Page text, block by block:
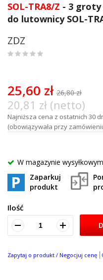
na
początek
galerii
SOL-TRA8/Z - 3
do lutownicy SOL-
ZDZ
25,60 zł 26,80 zł
20,81 zł (netto)
Najniższa cena z ostatnich 30
(obowiązywała przy
W magazynie
Zaparkuj
produkt
Ilość
Zapytaj o produkt / Negocjuj cenę